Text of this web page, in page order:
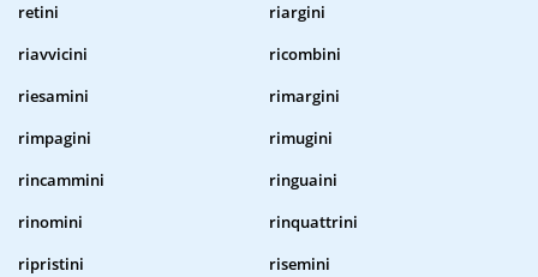
retini
riargini
riavvicini
ricombini
riesamini
rimargini
rimpagini
rimugini
rincammini
ringuaini
rinomini
rinquattrini
ripristini
risemini